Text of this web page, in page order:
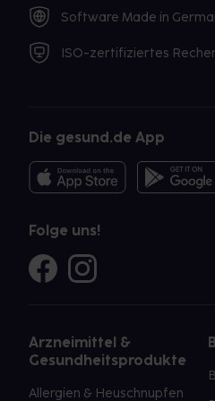
Software Made in
ISO-zertifiziertes
Die gesund.de App
Folge uns!
Arzneimittel &
Gesundheitsprodukte
Allergien & Heuschnupfen